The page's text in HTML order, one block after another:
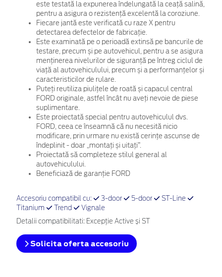
este testată la expunerea îndelungată la ceață salină,
pentru a asigura o rezistență excelentă la coroziune.
Fiecare jantă este verificată cu raze X pentru
detectarea defectelor de fabricație.
Este examinată pe o perioadă extinsă pe bancurile de
testare, precum și pe autovehicul, pentru a se asigura
menținerea nivelurilor de siguranță pe întreg ciclul de
viață al autovehiculului, precum și a performanțelor și
caracteristicilor de rulare.
Puteți reutiliza piulițele de roată și capacul central
FORD originale, astfel încât nu aveți nevoie de piese
suplimentare.
Este proiectată special pentru autovehiculul dvs.
FORD, ceea ce înseamnă că nu necesită nicio
modificare, prin urmare nu există cerințe ascunse de
îndeplinit - doar „montați și uitați”.
Proiectată să completeze stilul general al
autovehiculului.
Beneficiază de garanție FORD
Accesoriu compatibil cu: 3-door 5-door
ST-Line
Titanium
Trend Vignale
Detalii compatibilitati: Excepție Active și ST
Solicita oferta accesoriu